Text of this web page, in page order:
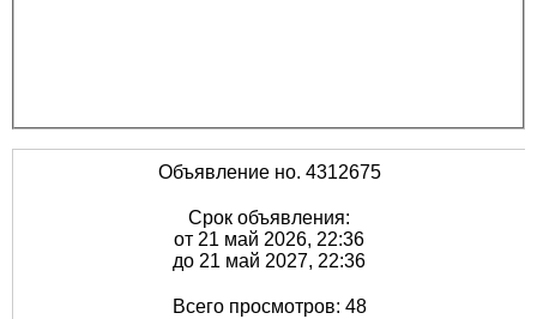
Объявление но. 4312675
Срок объявления:
от 21 май 2026, 22:36
до 21 май 2027, 22:36
Всего просмотров: 48